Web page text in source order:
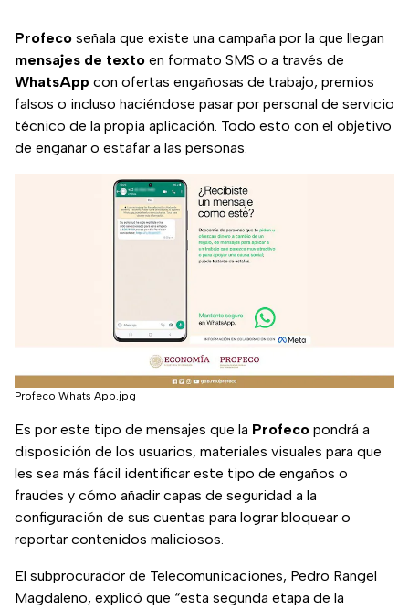
Profeco señala que existe una campaña por la que llegan
mensajes de texto en formato SMS o a través de
WhatsApp con ofertas engañosas de trabajo, premios
falsos o incluso haciéndose pasar por personal de servicio
técnico de la propia aplicación. Todo esto con el objetivo
de engañar o estafar a las personas.
Profeco Whats App.jpg
Es por este tipo de mensajes que la Profeco pondrá a
disposición de los usuarios, materiales visuales para que
les sea más fácil identificar este tipo de engaños o
fraudes y cómo añadir capas de seguridad a la
configuración de sus cuentas para lograr bloquear o
reportar contenidos maliciosos.
El subprocurador de Telecomunicaciones, Pedro Rangel
Magdaleno, explicó que “esta segunda etapa de la